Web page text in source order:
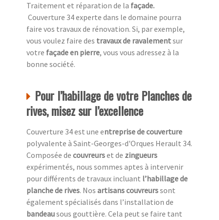
Traitement et réparation de la façade.
Couverture 34 experte dans le domaine pourra
faire vos travaux de rénovation. Si, par exemple,
vous voulez faire des travaux de ravalementsur
votre façade en pierre, vous vous adressez à la
bonne société.
Pour l’habillage de votre Planches de
rives, misez sur l’excellence
Couverture 34 est une entreprise de couverture
polyvalente à Saint-Georges-d'Orques Herault 34.
Composée de couvreurset de zingueurs
expérimentés, nous sommes aptes à intervenir
pour différents de travaux incluant l’habillage de
planche de rives. Nos artisans couvreurssont
également spécialisés dans l’installation de
bandeausous gouttière. Cela peut se faire tant